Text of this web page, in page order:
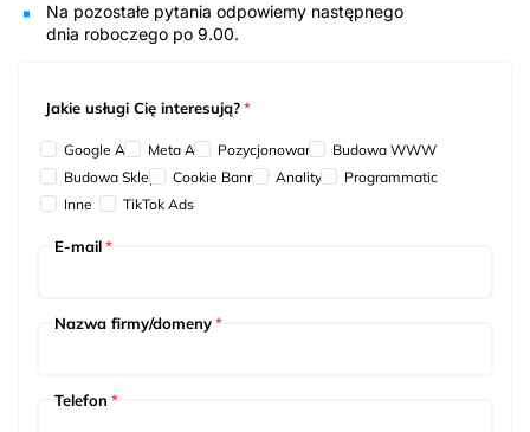
Na pozostałe pytania odpowiemy następnego
dnia roboczego po 9.00.
Jakie usługi Cię interesują?*
Google Ads Meta Ads Pozycjonowanie
Budowa WWW
Budowa Sklepu
Cookie Banner Analityka
Programmatic
Inne
TikTok Ads
E-mail*
Nazwa firmy/domeny*
Telefon *